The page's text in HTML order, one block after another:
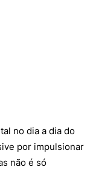
no dia a dia do
por impulsionar
não é só